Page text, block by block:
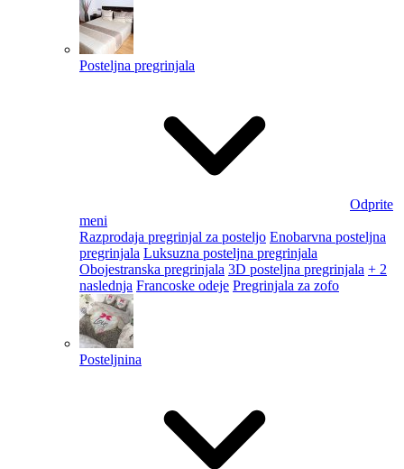
Posteljna pregrinjala
Odprite
meni
Razprodaja pregrinjal za posteljo Enobarvna posteljna
pregrinjala Luksuzna posteljna pregrinjala
Obojestranska pregrinjala 3D posteljna pregrinjala + 2
naslednja Francoske odeje Pregrinjala za zofo
Posteljnina